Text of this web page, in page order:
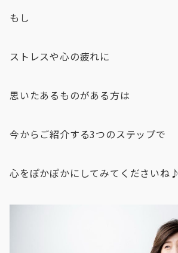
もし
ストレスや心の疲れに
思いたあるものがある方は
今からご紹介する3つのステップで
心をぽかぽかにしてみてくださいね♪